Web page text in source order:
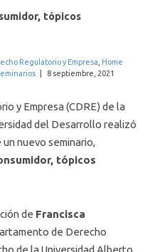
tópicos
Regulatorio y Empresa Home
8 septiembre, 2021
y Empresa (CDRE) de la
del Desarrollo realizó
nuevo seminario,
tópicos
de Francisca
de Derecho